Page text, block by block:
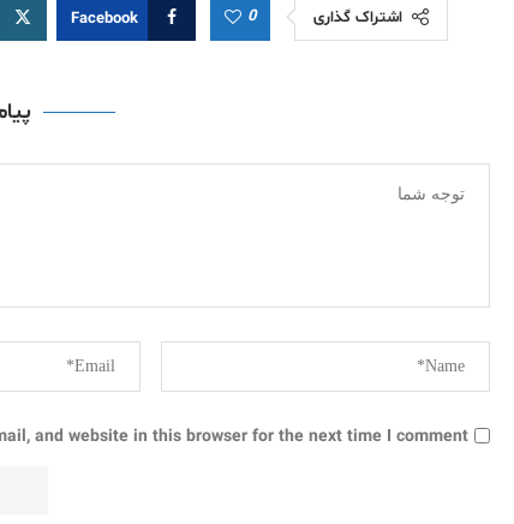
اشتراک گذاری 0
Facebook
and website in this browser for the next time I comment.